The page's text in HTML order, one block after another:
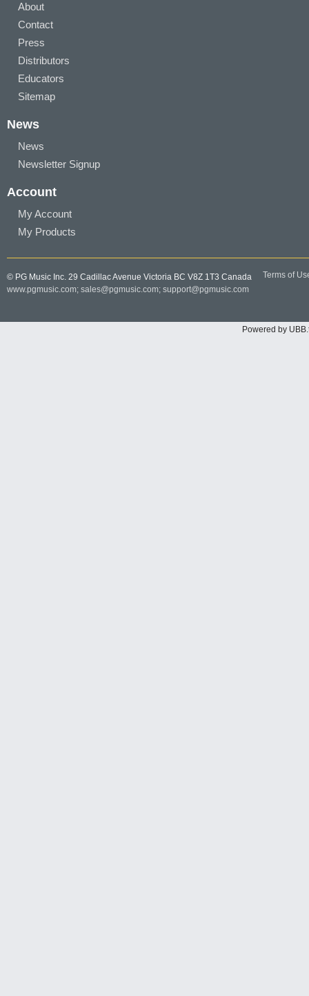
About
Contact
Press
Distributors
Educators
Sitemap
News
News
Newsletter Signup
Account
My Account
My Products
© PG Music Inc. 29 Cadillac Avenue Victoria BC V8Z 1T3 Canada
www.pgmusic.com; sales@pgmusic.com; support@pgmusic.com
Terms of
Powered by